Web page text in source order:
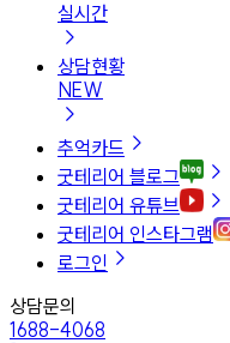
실시간
상담현황
NEW
추억카드
굿테리어 블로그
굿테리어 유튜브
굿테리어 인스타그램
로그인
상담문의
1688-4068